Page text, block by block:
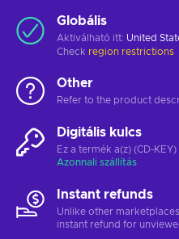
Globális
Aktiválható itt: United
Check region restrictions
Other
Refer to the product
Digitális kulcs
Ez a termék a(z) (CD-
Azonnali szállítás
Instant refunds
Unlike other
instant refund for